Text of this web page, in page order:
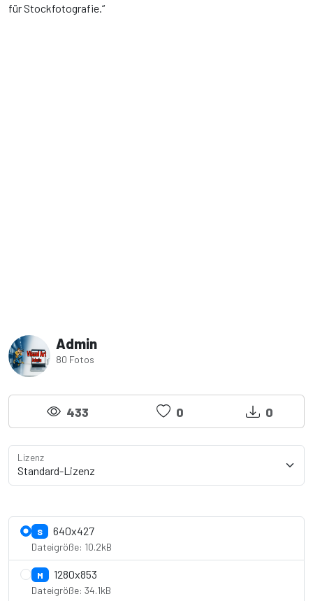
für Stockfotografie.“
Admin
80 Fotos
433 0 0
Lizenz
S 640x427
Dateigröße: 10.2kB
M 1280x853
Dateigröße: 34.1kB